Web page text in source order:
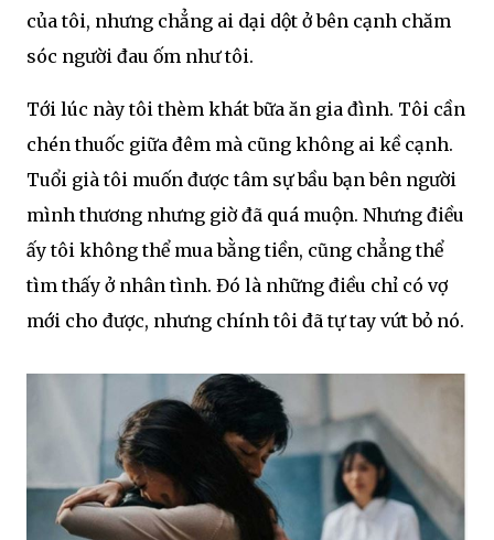
của tôi, nhưng chẳng ai dại dột ở bên cạnh chăm
sóc người đau ốm như tôi.
Tới lúc này tôi thèm khát bữa ăn gia đình. Tôi cần
chén thuốc giữa đêm mà cũng không ai kề cạnh.
Tuổi già tôi muốn được tâm sự bầu bạn bên người
mình thương nhưng giờ đã quá muộn. Nhưng điều
ấy tôi không thể mua bằng tiền, cũng chẳng thể
tìm thấy ở nhân tình. Đó là những điều chỉ có vợ
mới cho được, nhưng chính tôi đã tự tay vứt bỏ nó.